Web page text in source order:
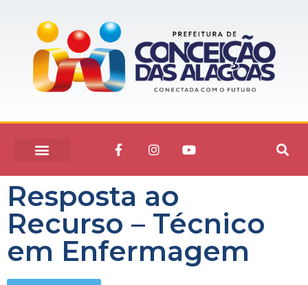
Resposta ao
Recurso – Técnico
em Enfermagem